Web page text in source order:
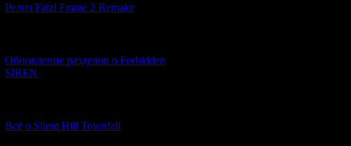
Релиз Fatal Frame 2 Remake
Обновление разделов о Forbidden
SIREN
Всё о Silent Hill Townfall